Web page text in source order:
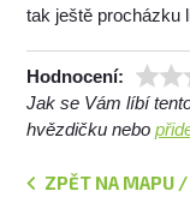
tak ještě procházku
Hodnocení:
Jak se Vám líbí
hvězdičku nebo
ZPĚT NA MAPU